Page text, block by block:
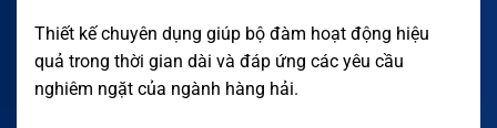
Thiết kế chuyên dụng giúp bộ đàm hoạt động hiệu
quả trong thời gian dài và đáp ứng các yêu cầu
nghiêm ngặt của ngành hàng hải.